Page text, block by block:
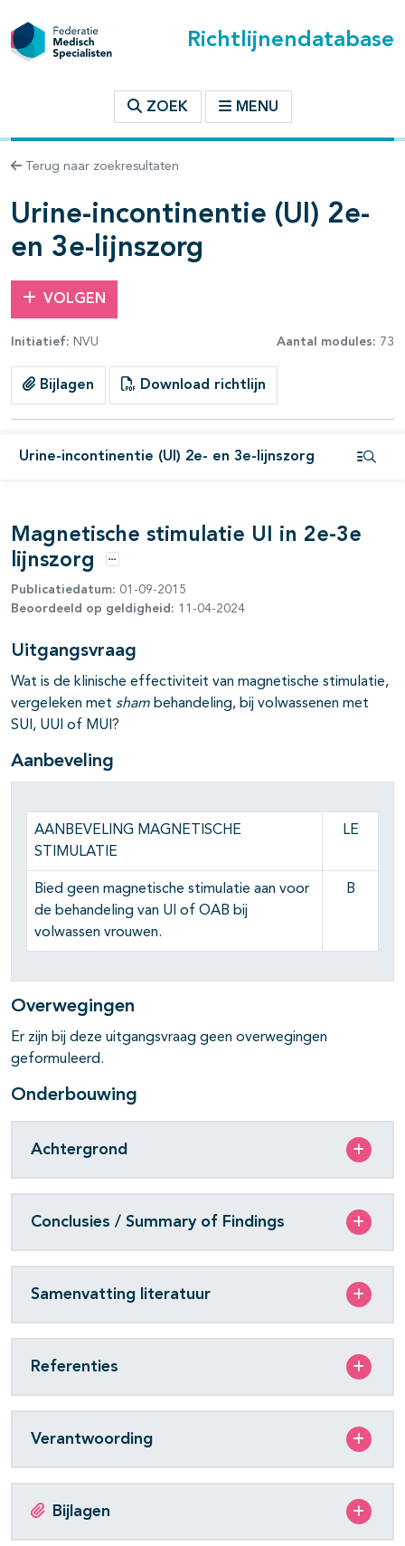
Richtlijnendatabase
ZOEK MENU
Terug naar zoekresultaten
Urine-incontinentie (UI) 2e-
en 3e-lijnszorg
VOLGEN
Initiatief: NVU Aantal modules: 73
Bijlagen Download richtlijn
Urine-incontinentie (UI) 2e- en 3e-lijnszorg
binnen deze richtlijn
open- en dichtklappen
open- en dichtklappen
open- en dichtklappen
open- en dichtklappen
open- en dichtklappen
open- en dichtklappen
Magnetische stimulatie UI in 2e-3e
lijnszorg
Opties
Publicatiedatum: 01-09-2015
Beoordeeld op geldigheid: 11-04-2024
Uitgangsvraag
Wat is de klinische effectiviteit van magnetische stimulatie,
vergeleken met sham behandeling, bij volwassenen met
SUI, UUI of MUI?
Aanbeveling
AANBEVELING MAGNETISCHE
STIMULATIE
LE
Bied geen magnetische stimulatie aan voor
de behandeling van UI of OAB bij
volwassen vrouwen.
B
Overwegingen
Er zijn bij deze uitgangsvraag geen overwegingen
geformuleerd.
Onderbouwing
Achtergrond
Conclusies / Summary of Findings
Samenvatting literatuur
Referenties
Verantwoording
Bijlagen